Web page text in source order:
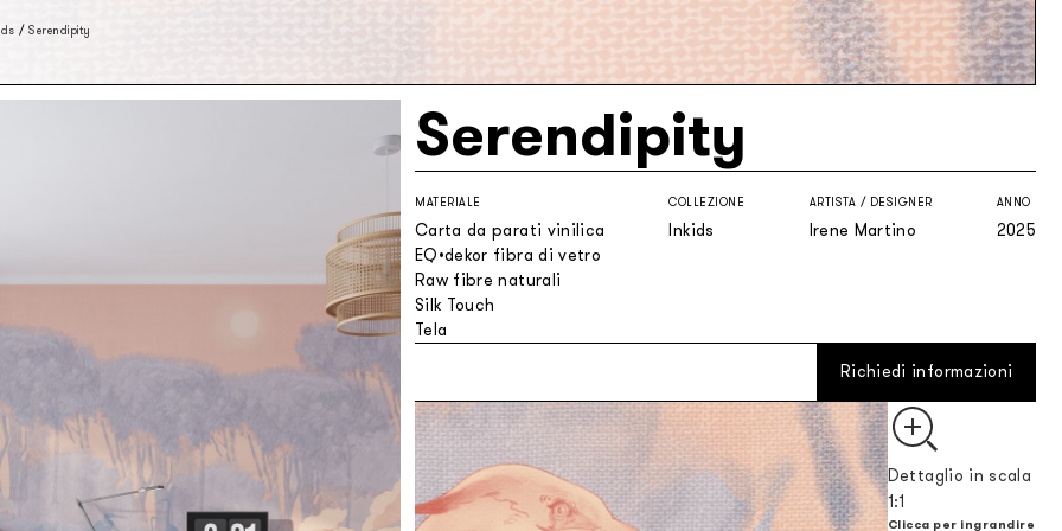
/ Serendipity
Serendipity
MATERIALE
Carta da parati vinilica
EQ•dekor fibra di vetro
Raw fibre naturali
Silk Touch
Tela
COLLEZIONE
Inkids
ARTISTA / DESIGNER
Irene Martino
ANNO
2025
Richiedi informazioni
Dettaglio in scala
1:1
Clicca per ingrandire